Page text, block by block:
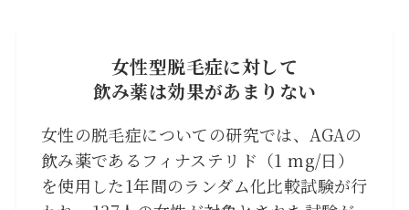
女性型脱毛症に対して
飲み薬は効果があまりない
女性の脱毛症についての研究では、AGAの
飲み薬であるフィナステリド（1 mg/日）
を使用した1年間のランダム化比較試験が行